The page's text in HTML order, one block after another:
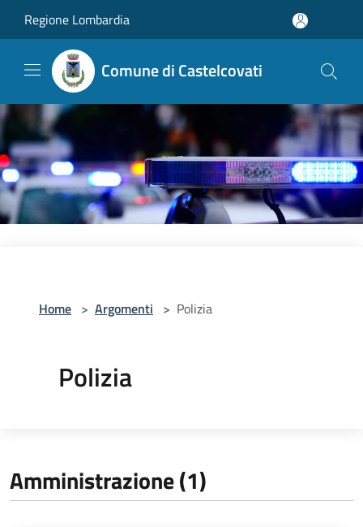
Regione Lombardia
Comune di Castelcovati
Home > Argomenti > Polizia
Polizia
Amministrazione (1)